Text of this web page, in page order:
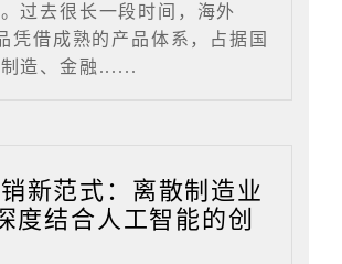
过去很长一段时间，海外
凭借成熟的产品体系，占据国
造、金融......
新范式：离散制造业
度结合人工智能的创